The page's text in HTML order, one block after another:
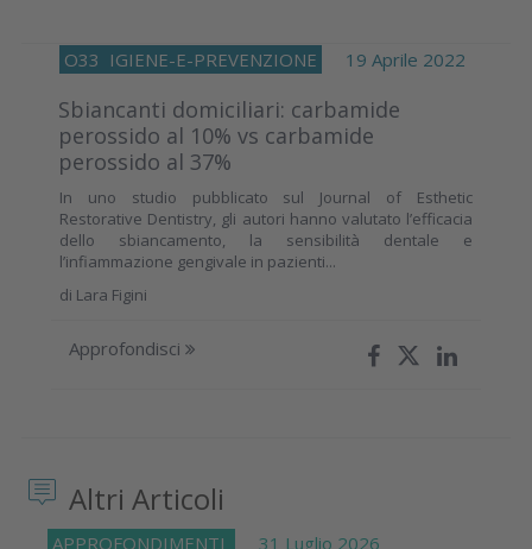
O33 IGIENE-E-PREVENZIONE 19 Aprile 2022
Sbiancanti domiciliari: carbamide
perossido al 10% vs carbamide
perossido al 37%
In uno studio pubblicato sul Journal of Esthetic
Restorative Dentistry, gli autori hanno valutato l’efficacia
dello sbiancamento, la sensibilità dentale e
l’infiammazione gengivale in pazienti...
di Lara Figini
Approfondisci
Altri Articoli
APPROFONDIMENTI 31 Luglio 2026